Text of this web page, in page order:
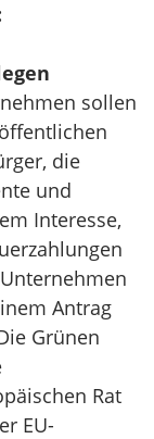
sollen
die
und
Interesse,
Antrag
Grünen
Rat
EU-